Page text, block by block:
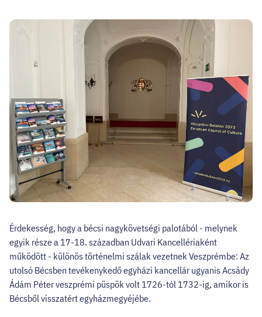
Érdekesség, hogy a bécsi nagykövetségi palotából - melynek
egyik része a 17-18. században Udvari Kancellériaként
működött - különös történelmi szálak vezetnek Veszprémbe: Az
utolsó Bécsben tevékenykedő egyházi kancellár ugyanis Acsády
Ádám Péter veszprémi püspök volt 1726-tól 1732-ig, amikor is
Bécsből visszatért egyházmegyéjébe.